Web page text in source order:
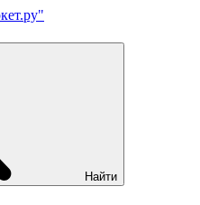
Найти